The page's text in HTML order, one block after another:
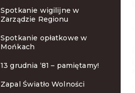
Spotkanie wigilijne w
Zarządzie Regionu
Spotkanie opłatkowe w
Mońkach
13 grudnia ‘81 – pamiętamy!
Zapal Światło Wolności